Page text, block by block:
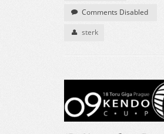
Comments Disabled
sterk